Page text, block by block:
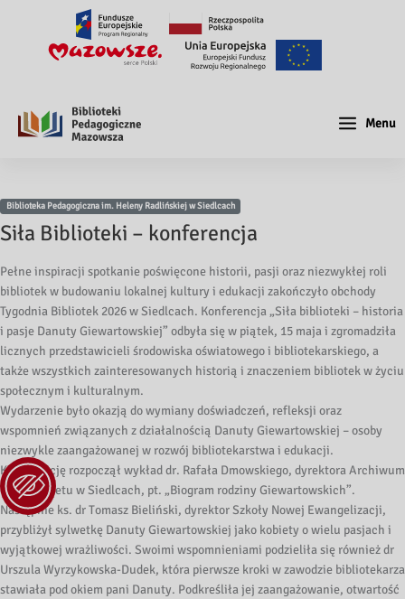
Menu
Biblioteka Pedagogiczna im. Heleny Radlińskiej w Siedlcach
Siła Biblioteki – konferencja
Pełne inspiracji spotkanie poświęcone historii, pasji oraz niezwykłej roli
bibliotek w budowaniu lokalnej kultury i edukacji zakończyło obchody
Tygodnia Bibliotek 2026 w Siedlcach. Konferencja „Siła biblioteki – historia
i pasje Danuty Giewartowskiej” odbyła się w piątek, 15 maja i zgromadziła
licznych przedstawicieli środowiska oświatowego i bibliotekarskiego, a
także wszystkich zainteresowanych historią i znaczeniem bibliotek w życiu
społecznym i kulturalnym.
Wydarzenie było okazją do wymiany doświadczeń, refleksji oraz
wspomnień związanych z działalnością Danuty Giewartowskiej – osoby
niezwykle zaangażowanej w rozwój bibliotekarstwa i edukacji.
Konferencję rozpoczął wykład dr. Rafała Dmowskiego, dyrektora Archiwum
Uniwersytetu w Siedlcach, pt. „Biogram rodziny Giewartowskich”.
Następnie ks. dr Tomasz Bieliński, dyrektor Szkoły Nowej Ewangelizacji,
przybliżył sylwetkę Danuty Giewartowskiej jako kobiety o wielu pasjach i
wyjątkowej wrażliwości. Swoimi wspomnieniami podzieliła się również dr
Urszula Wyrzykowska-Dudek, która pierwsze kroki w zawodzie bibliotekarza
stawiała pod okiem pani Danuty. Podkreśliła jej zaangażowanie, otwartość